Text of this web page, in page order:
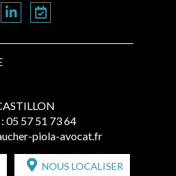
: 05 57 51 73 64
piola-avocat.fr
NOUS LOCALISER